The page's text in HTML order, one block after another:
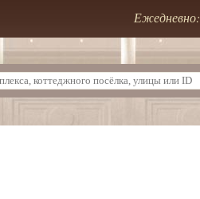
Ежедневно: